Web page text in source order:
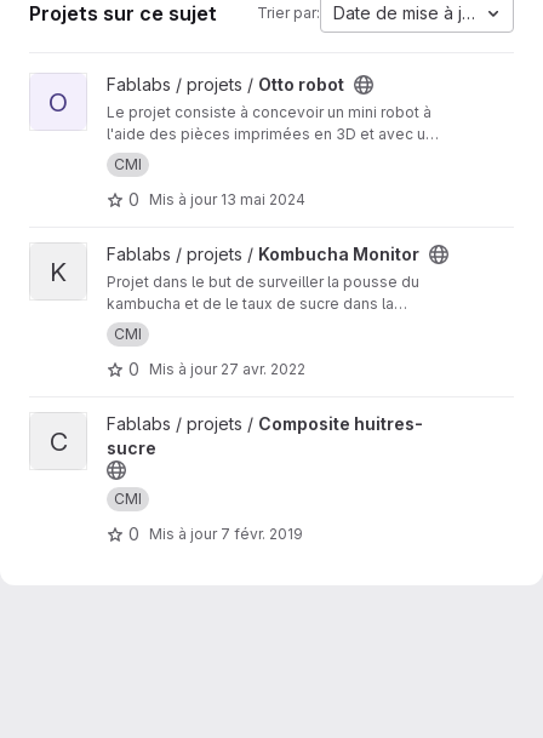
Projets sur ce sujet Trier par: Date de mise à jour
Afficher le projet Otto robot
O
Fablabs / projets / Otto robot
Le projet consiste à concevoir un mini robot à
l'aide des pièces imprimées en 3D et avec un
Micro:bit.
CMI
0 Mis à jour 13 mai 2024
Afficher le projet Kombucha Monitor
K
Fablabs / projets / Kombucha Monitor
Projet dans le but de surveiller la pousse du
kambucha et de le taux de sucre dans la
boisson.
CMI
0 Mis à jour 27 avr. 2022
Afficher le projet Composite huitres-sucre
C
Fablabs / projets / Composite huitres-
sucre
CMI
0 Mis à jour 7 févr. 2019